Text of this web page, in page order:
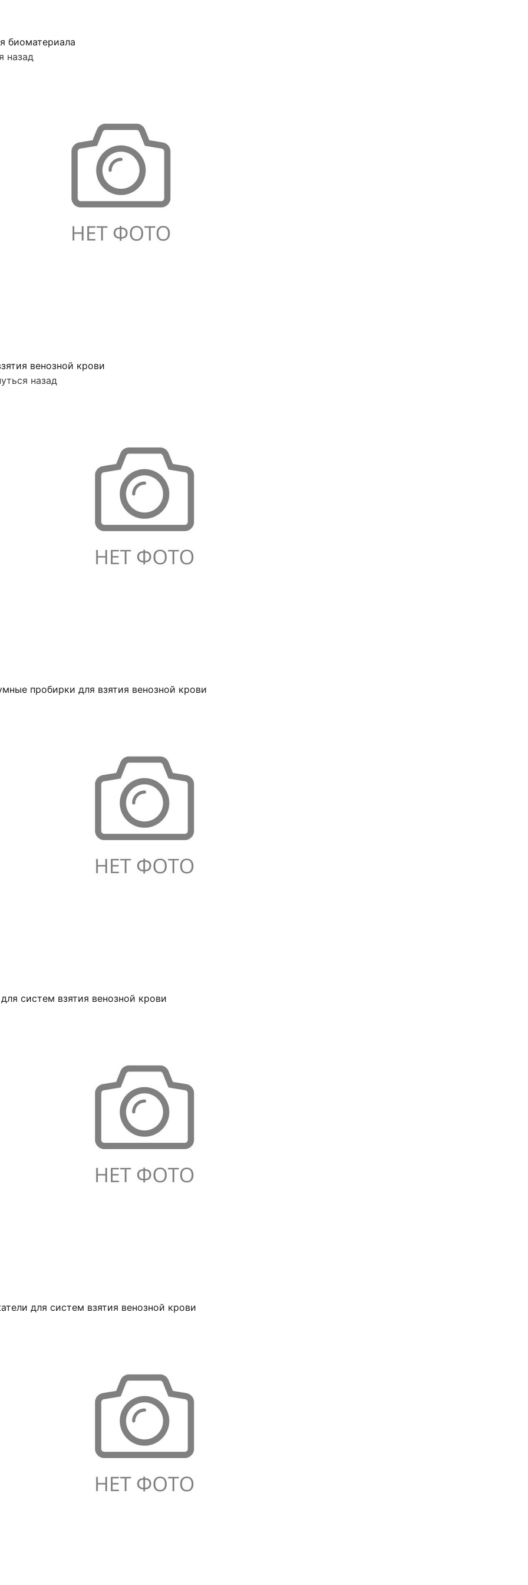
биоматериала
назад
венозной крови
назад
пробирки для взятия венозной крови
систем взятия венозной крови
для систем взятия венозной крови